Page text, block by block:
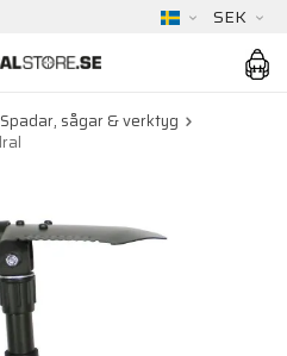
SEK
Spadar, sågar & verktyg